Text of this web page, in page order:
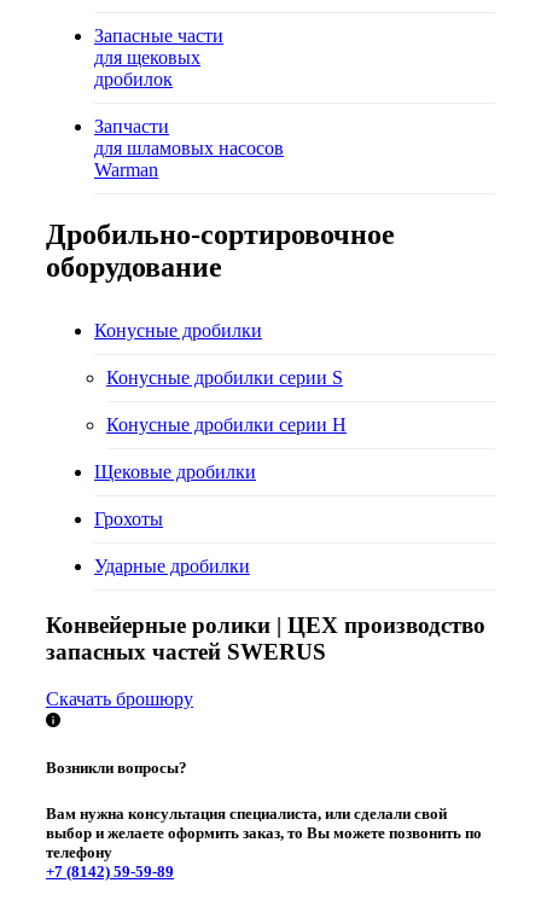
Запасные части
для щековых
дробилок
Запчасти
для шламовых насосов
Warman
Дробильно-сортировочное
оборудование
Конусные дробилки
Конусные дробилки серии S
Конусные дробилки серии H
Щековые дробилки
Грохоты
Ударные дробилки
Конвейерные ролики | ЦЕХ производство
запасных частей SWERUS
Скачать брошюру
Возникли вопросы?
Вам нужна консультация специалиста, или сделали свой
выбор и желаете оформить заказ, то Вы можете позвонить по
телефону
+7 (8142) 59-59-89